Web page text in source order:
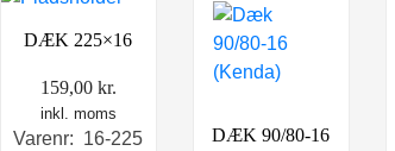
DÆK 225×16
159,00 kr.
inkl. moms
Varenr: 16-225
DÆK 90/80-16